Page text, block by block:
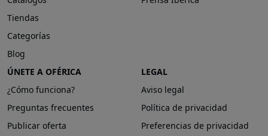
Tiendas
Categorías
Blog
ÚNETE A OFÉRICA
¿Cómo funciona?
Preguntas frecuentes
Publicar oferta
LEGAL
Aviso legal
Política de privacidad
Preferencias de privacidad